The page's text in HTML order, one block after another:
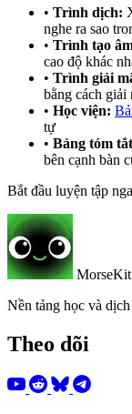
• Trình dịch:
nghe ra sao
• Trình tạo
cao độ khác
• Trình giải
bằng cách giải
• Học viện:
tự
• Bảng tóm
bên cạnh bàn
Bắt đầu luyện tập
MorseKit
Nền tảng học và
Theo dõi